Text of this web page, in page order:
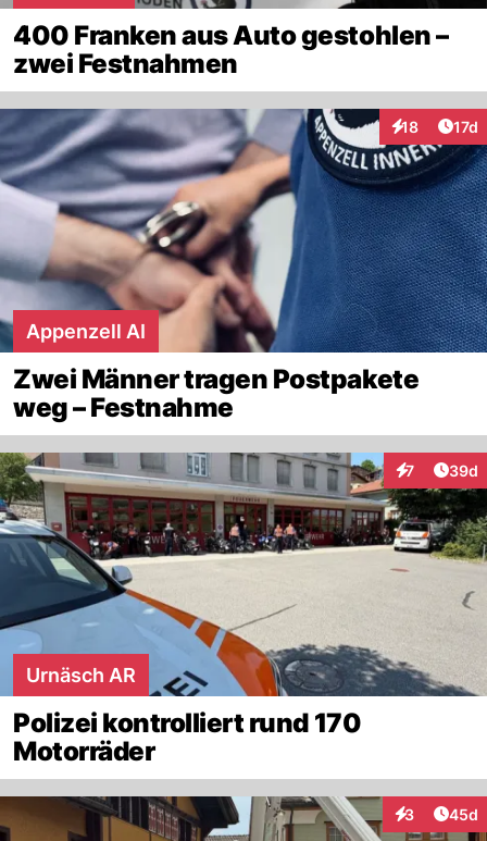
400 Franken aus Auto gestohlen –
zwei Festnahmen
18
Interaktionen
17d
Appenzell AI
Zwei Männer tragen Postpakete
weg – Festnahme
7
Interaktionen
39d
Urnäsch AR
Polizei kontrolliert rund 170
Motorräder
3
Interaktionen
45d